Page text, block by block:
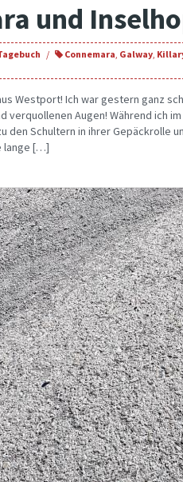
und
Connemara, Galway,
Westport! Ich war gestern ganz
verquollenen Augen! Während ich
den Schultern in ihrer Gepäckrolle
lange […]